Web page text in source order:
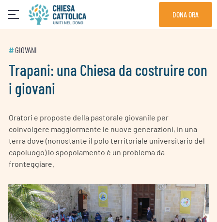
DONA ORA
# GIOVANI
Trapani: una Chiesa da costruire con
i giovani
Oratori e proposte della pastorale giovanile per
coinvolgere maggiormente le nuove generazioni, in una
terra dove (nonostante il polo territoriale universitario del
capoluogo) lo spopolamento è un problema da
fronteggiare.